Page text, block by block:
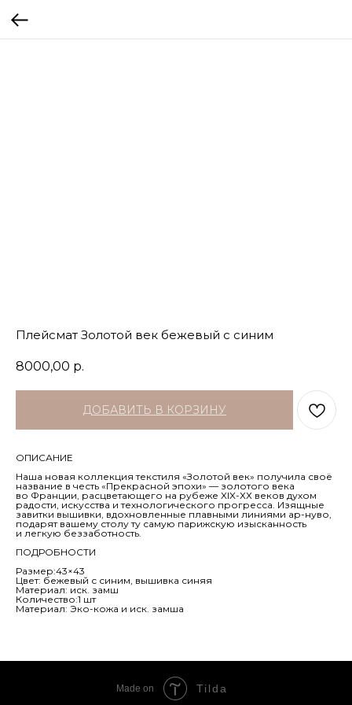
Плейсмат Золотой век бежевый с синим
8000,00 р.
ДОБАВИТЬ В КОРЗИНУ
ОПИСАНИЕ
Наша новая коллекция текстиля «Золотой век» получила своё
название в честь «Прекрасной эпохи» — золотого века
во Франции, расцветающего на рубеже XIX-ХХ веков духом
радости, искусства и технологического прогресса. Изящные
завитки вышивки, вдохновленные плавными линиями ар-нуво,
подарят вашему столу ту самую парижскую изысканность
и легкую беззаботность.
ПОДРОБНОСТИ
Размер:43×43
Цвет: бежевый с синим, вышивка синяя
Материал: иск. замш
Количество:1 шт
Материал: Эко-кожа и иск. замша
Made on Tilda